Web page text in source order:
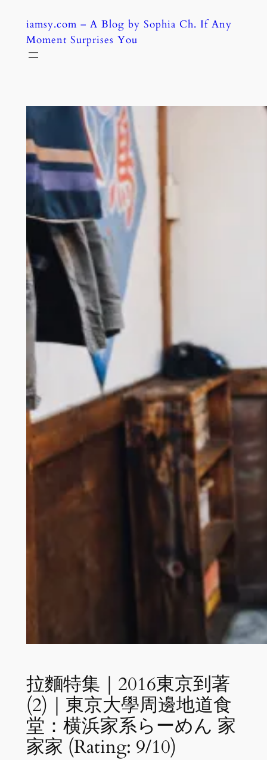
content
iamsy.com – A Blog by Sophia Ch. If Any
Moment Surprises You
拉麵特集｜2016東京到著
(2)｜東京大學周邊地道食
堂：横浜家系らーめん 家
家家 (Rating: 9/10)